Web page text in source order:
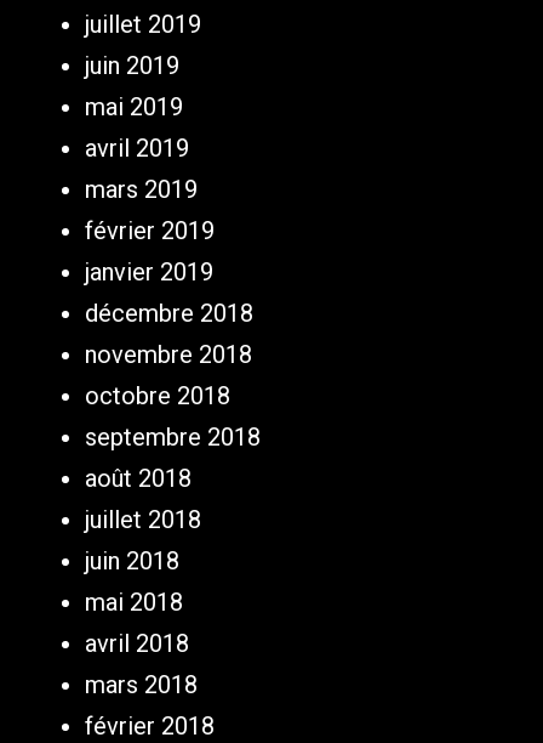
juillet 2019
juin 2019
mai 2019
avril 2019
mars 2019
février 2019
janvier 2019
décembre 2018
novembre 2018
octobre 2018
septembre 2018
août 2018
juillet 2018
juin 2018
mai 2018
avril 2018
mars 2018
février 2018